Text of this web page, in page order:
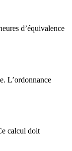
d’équivalence
L’ordonnance
calcul doit